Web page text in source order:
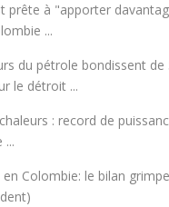
prête à "apporter
...
du pétrole bondissent de
le détroit ...
: record de
...
en Colombie: le bilan